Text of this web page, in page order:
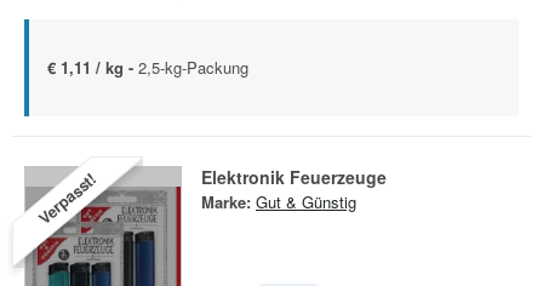
€ 1,11 / kg - 2,5-kg-Packung
Verpasst! Elektronik Feuerzeuge
Marke: Gut & Günstig